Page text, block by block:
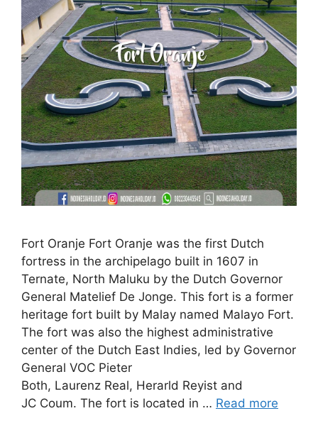
Fort Oranje Fort Oranje was the first Dutch
fortress in the archipelago built in 1607 in
Ternate, North Maluku by the Dutch Governor
General Matelief De Jonge. This fort is a former
heritage fort built by Malay named Malayo Fort.
The fort was also the highest administrative
center of the Dutch East Indies, led by Governor
General VOC Pieter
Both, Laurenz Real, Herarld Reyist and
JC Coum. The fort is located in … Read more